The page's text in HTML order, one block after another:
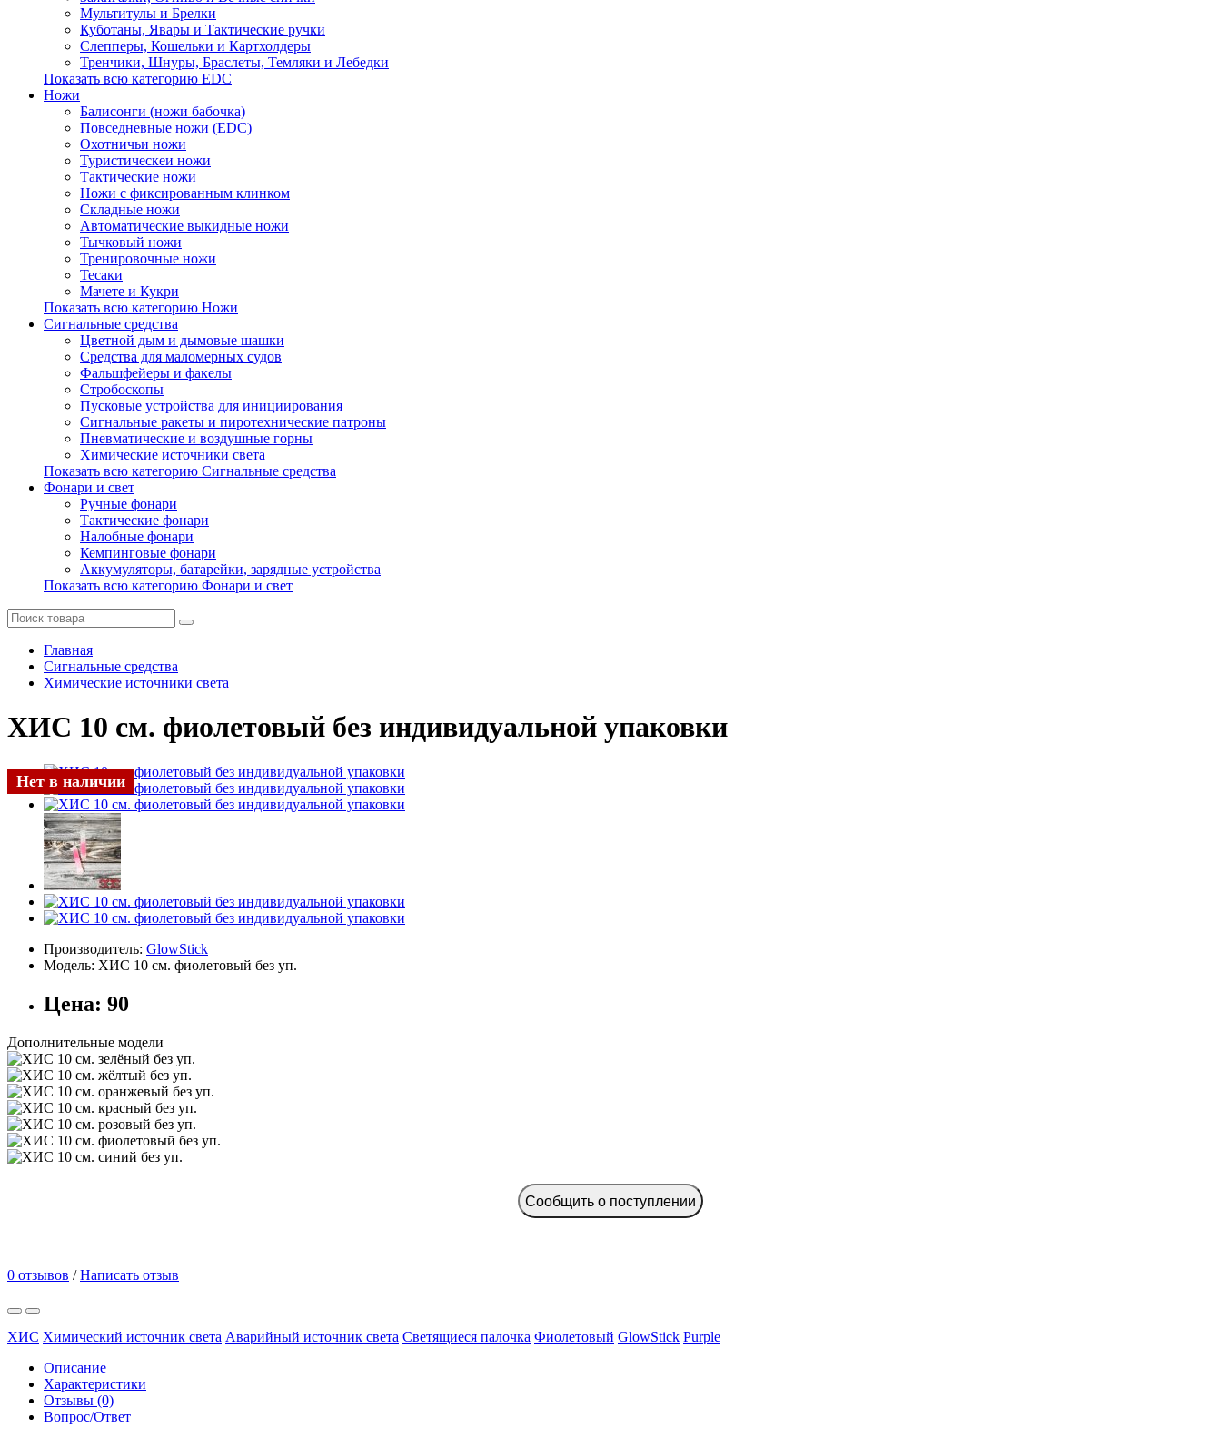
Мультитулы и Брелки
Куботаны, Явары и Тактические ручки
Слепперы, Кошельки и Картхолдеры
Тренчики, Шнуры, Браслеты, Темляки и Лебедки
Показать всю категорию EDC
Ножи
Балисонги (ножи бабочка)
Повседневные ножи (EDC)
Охотничьи ножи
Туристическеи ножи
Тактические ножи
Ножи с фиксированным клинком
Складные ножи
Автоматические выкидные ножи
Тычковый ножи
Тренировочные ножи
Тесаки
Мачете и Кукри
Показать всю категорию Ножи
Сигнальные средства
Цветной дым и дымовые шашки
Средства для маломерных судов
Фальшфейеры и факелы
Стробоскопы
Пусковые устройства для инициирования
Сигнальные ракеты и пиротехнические патроны
Пневматические и воздушные горны
Химические источники света
Показать всю категорию Сигнальные средства
Фонари и свет
Ручные фонари
Тактические фонари
Налобные фонари
Кемпинговые фонари
Аккумуляторы, батарейки, зарядные устройства
Показать всю категорию Фонари и свет
Главная
Сигнальные средства
Химические источники света
ХИС 10 см. фиолетовый без индивидуальной упаковки
Нет в наличии
Производитель: GlowStick
Модель: ХИС 10 см. фиолетовый без уп.
Цена: 90
Дополнительные модели
Сообщить о поступлении
0 отзывов /Написать отзыв
ХИС Химический источник света Аварийный источник света Светящиеся палочка Фиолетовый GlowStick Purple
Описание
Характеристики
Отзывы (0)
Вопрос/Ответ